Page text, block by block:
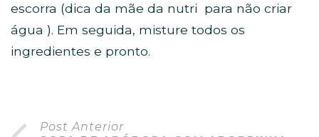
escorra (dica da mãe da nutri para não criar
água ‍️). Em seguida, misture todos os
ingredientes e pronto.
Post Anterior